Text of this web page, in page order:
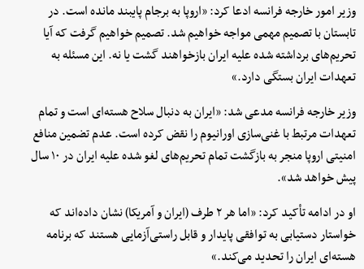
وزیر امور خارجه فرانسه ادعا کرد: «اروپا به برجام پایبند مانده است. در
تابستان با تصمیم مهمی مواجه خواهیم شد. تصمیم خواهیم گرفت که آیا
تحریم‌های برداشته شده علیه ایران بازخواهند گشت یا نه. این مسئله به
تعهدات ایران بستگی دارد.»
وزیر خارجه فرانسه مدعی شد: «ایران به دنبال سلاح هسته‌ای است و تمام
تعهدات مرتبط با غنی‌سازی اورانیوم را نقض کرده است. عدم تضمین منافع
امنیتی اروپا منجر به بازگشت تمام تحریم‌های لغو شده علیه ایران در ۱۰ سال
پیش خواهد شد».
او در ادامه تأکید کرد: «اما هر ۲ طرف (ایران و آمریکا) نشان داده‌اند که
خواستار دستیابی به توافقی پایدار و قابل راستی‌آزمایی هستند که برنامه
هسته‌ای ایران را تحدید می‌کند.»